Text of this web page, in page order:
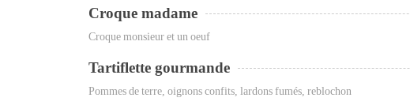
Croque madame
Croque monsieur et un oeuf
Tartiflette gourmande
Pommes de terre, oignons confits, lardons fumés, reblochon